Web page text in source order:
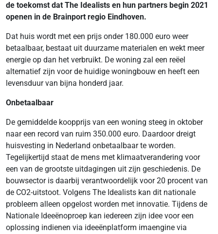
de toekomst dat The Idealists en hun partners begin 2021
openen in de Brainport regio Eindhoven.
Dat huis wordt met een prijs onder 180.000 euro weer
betaalbaar, bestaat uit duurzame materialen en wekt meer
energie op dan het verbruikt. De woning zal een reëel
alternatief zijn voor de huidige woningbouw en heeft een
levensduur van bijna honderd jaar.
Onbetaalbaar
De gemiddelde koopprijs van een woning steeg in oktober
naar een record van ruim 350.000 euro. Daardoor dreigt
huisvesting in Nederland onbetaalbaar te worden.
Tegelijkertijd staat de mens met klimaatverandering voor
een van de grootste uitdagingen uit zijn geschiedenis. De
bouwsector is daarbij verantwoordelijk voor 20 procent van
de CO2-uitstoot. Volgens The Idealists kan dit nationale
probleem alleen opgelost worden met innovatie. Tijdens de
Nationale Ideeënoproep kan iedereen zijn idee voor een
oplossing indienen via ideeënplatform imaengine via